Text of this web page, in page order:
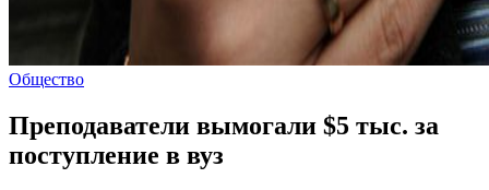
Общество
Преподаватели вымогали $5 тыс. за
поступление в вуз